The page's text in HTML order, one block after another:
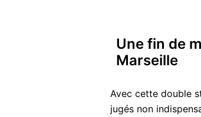
Une fin de
Marseille
Avec cette double
jugés non